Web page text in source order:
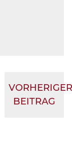
VORHERIGER
BEITRAG